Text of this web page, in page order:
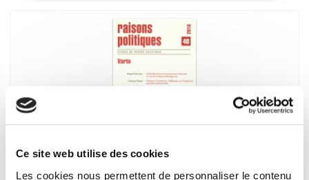
Ce site web utilise des cookies
Les cookies nous permettent de personnaliser le contenu